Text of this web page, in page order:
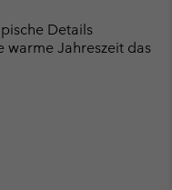
Details
warme Jahreszeit das